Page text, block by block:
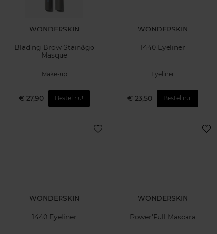
WONDERSKIN
Blading Brow Stain&go
Masque
Make-up
€ 27,90 Bestel nu!
WONDERSKIN
1440 Eyeliner
Eyeliner
€ 23,50 Bestel nu!
WONDERSKIN
1440 Eyeliner
WONDERSKIN
Power'Full Mascara